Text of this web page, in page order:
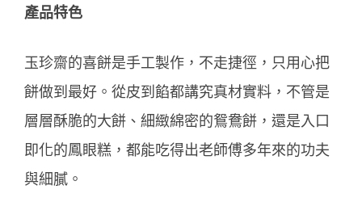
產品特色
玉珍齋的喜餅是手工製作，不走捷徑，只用心把
餅做到最好。從皮到餡都講究真材實料，不管是
層層酥脆的大餅、細緻綿密的鴛鴦餅，還是入口
即化的鳳眼糕，都能吃得出老師傅多年來的功夫
與細膩。